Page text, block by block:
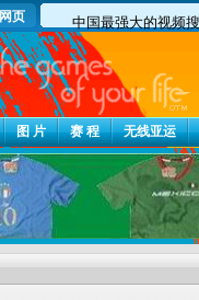
网页
图 片 赛 程 无线亚运